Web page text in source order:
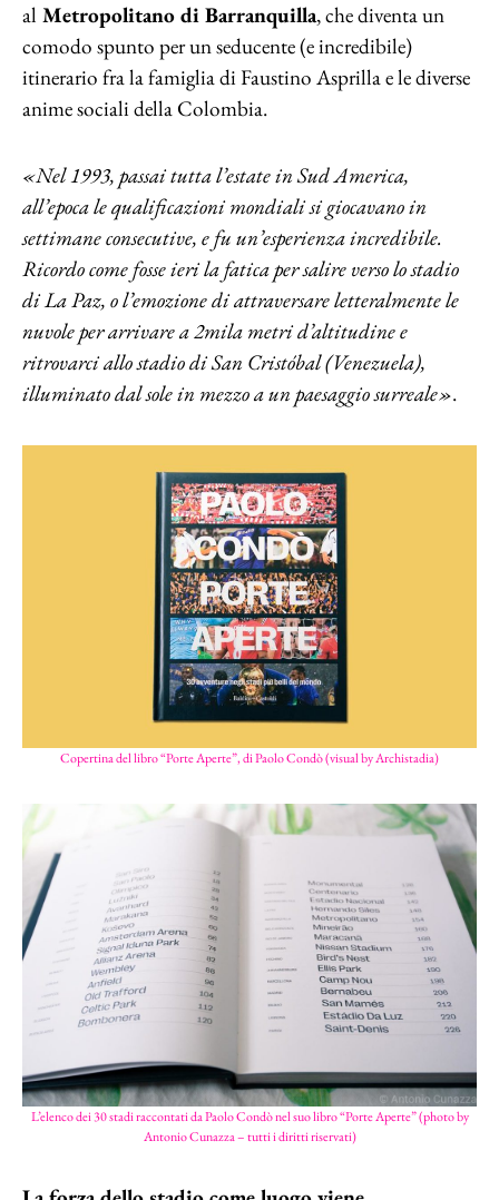
al Metropolitano di Barranquilla, che diventa un
comodo spunto per un seducente (e incredibile)
itinerario fra la famiglia di Faustino Asprilla e le diverse
anime sociali della Colombia.
«Nel 1993, passai tutta l’estate in Sud America,
all’epoca le qualificazioni mondiali si giocavano in
settimane consecutive, e fu un’esperienza incredibile.
Ricordo come fosse ieri la fatica per salire verso lo stadio
di La Paz, o l’emozione di attraversare letteralmente le
nuvole per arrivare a 2mila metri d’altitudine e
ritrovarci allo stadio di San Cristóbal (Venezuela),
illuminato dal sole in mezzo a un paesaggio surreale».
Copertina del libro “Porte Aperte”, di Paolo Condò (visual by Archistadia)
L’elenco dei 30 stadi raccontati da Paolo Condò nel suo libro “Porte Aperte” (photo by
Antonio Cunazza – tutti i diritti riservati)